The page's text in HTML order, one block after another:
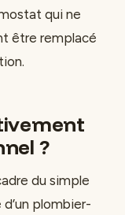
qui ne
être remplacé
?
du simple
plombier-